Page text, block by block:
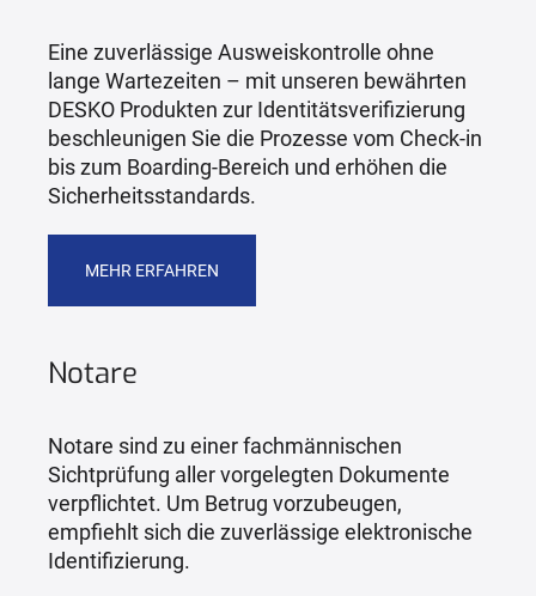
Eine zuverlässige Ausweiskontrolle ohne
lange Wartezeiten – mit unseren bewährten
DESKO Produkten zur Identitätsverifizierung
beschleunigen Sie die Prozesse vom Check-in
bis zum Boarding-Bereich und erhöhen die
Sicherheitsstandards.
MEHR ERFAHREN
Notare
Notare sind zu einer fachmännischen
Sichtprüfung aller vorgelegten Dokumente
verpflichtet. Um Betrug vorzubeugen,
empfiehlt sich die zuverlässige elektronische
Identifizierung.